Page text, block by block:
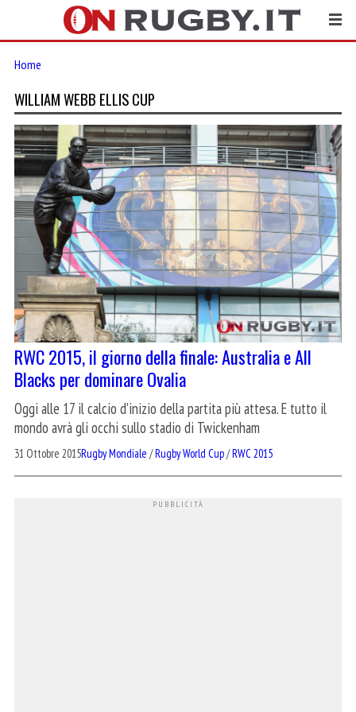
Home
WILLIAM WEBB ELLIS CUP
RWC 2015, il giorno della finale: Australia e All
Blacks per dominare Ovalia
Oggi alle 17 il calcio d'inizio della partita più attesa. E tutto il
mondo avrà gli occhi sullo stadio di Twickenham
31 Ottobre 2015Rugby Mondiale /Rugby World Cup/RWC 2015